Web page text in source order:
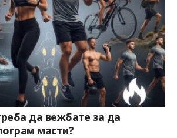
да вежбате за да
масти?